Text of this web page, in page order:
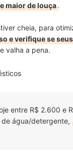
maior de louça.
cheia, para
e verifique se
valha a pena.
entre R$ 2.600 e
água/detergente,